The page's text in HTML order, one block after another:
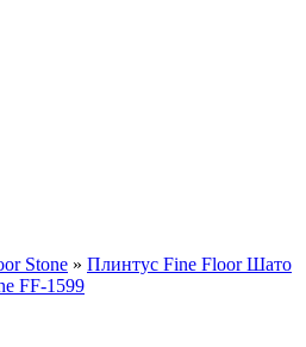
Stone » Плинтус Fine Floor Шато
FF-1599